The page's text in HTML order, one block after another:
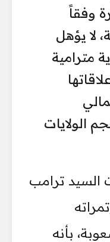
وفقاً
لا يؤهل
مترامية
الولايات
ترامب
بأنه